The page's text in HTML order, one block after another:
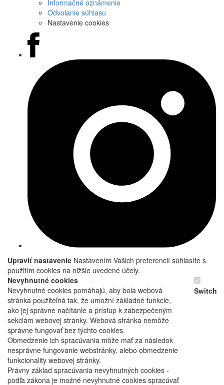
Informačné oznámenie
Odvolanie súhlasu
Nastavenie cookies
Upraviť nastavenie Nastavením Vašich preferencií súhlasíte s
použitím cookies na nižšie uvedené účely.
Nevyhnutné cookies
Nevyhnutné cookies pomáhajú, aby bola webová
stránka použiteľná tak, že umožní základné funkcie,
ako jej správne načítanie a prístup k zabezpečeným
sekciám webovej stránky. Webová stránka nemôže
správne fungovať bez týchto cookies.
Obmedzenie ich spracúvania môže mať za následok
nesprávne fungovanie webstránky, alebo obmedzenie
funkcionality webovej stránky.
Právny základ spracúvania nevyhnutných cookies -
podľa zákona je možné nevyhnutné cookies spracúvať
Switch